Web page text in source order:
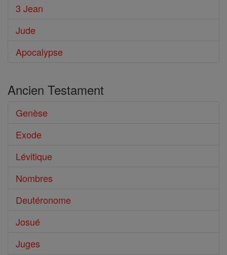
3 Jean
Jude
Apocalypse
Ancien Testament
Genèse
Exode
Lévitique
Nombres
Deutéronome
Josué
Juges